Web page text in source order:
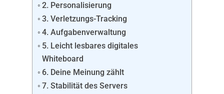
2. Personalisierung
3. Verletzungs-Tracking
4. Aufgabenverwaltung
5. Leicht lesbares digitales
Whiteboard
6. Deine Meinung zählt
7. Stabilität des Servers